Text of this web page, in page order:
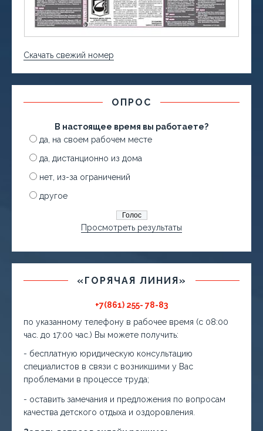
Скачать свежий номер
ОПРОС
В настоящее время вы работаете?
да, на своем рабочем месте
да, дистанционно из дома
нет, из-за ограничений
другое
Просмотреть результаты
«ГОРЯЧАЯ ЛИНИЯ»
+7(861) 255- 78-83
по указанному телефону в рабочее время (с 08:00
час. до 17:00 час.) Вы можете получить:
- бесплатную юридическую консультацию
специалистов в связи с возникшими у Вас
проблемами в процессе труда;
- оставить замечания и предложения по вопросам
качества детского отдыха и оздоровления.